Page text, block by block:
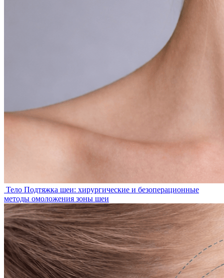
Тело Подтяжка шеи: хирургические и безоперационные
методы омоложения зоны шеи